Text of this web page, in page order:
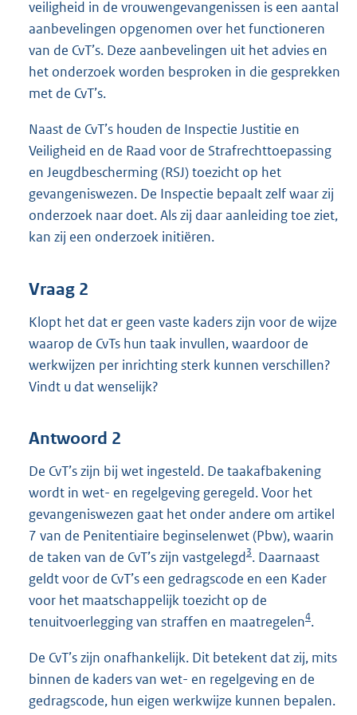
veiligheid in de vrouwengevangenissen is een aantal
aanbevelingen opgenomen over het functioneren
van de CvT’s. Deze aanbevelingen uit het advies en
het onderzoek worden besproken in die gesprekken
met de CvT’s.
Naast de CvT’s houden de Inspectie Justitie en
Veiligheid en de Raad voor de Strafrechttoepassing
en Jeugdbescherming (RSJ) toezicht op het
gevangeniswezen. De Inspectie bepaalt zelf waar zij
onderzoek naar doet. Als zij daar aanleiding toe ziet,
kan zij een onderzoek initiëren.
Vraag 2
Klopt het dat er geen vaste kaders zijn voor de wijze
waarop de CvTs hun taak invullen, waardoor de
werkwijzen per inrichting sterk kunnen verschillen?
Vindt u dat wenselijk?
Antwoord 2
De CvT’s zijn bij wet ingesteld. De taakafbakening
wordt in wet- en regelgeving geregeld. Voor het
gevangeniswezen gaat het onder andere om artikel
7 van de Penitentiaire beginselenwet (Pbw), waarin
de taken van de CvT’s zijn vastgelegd3. Daarnaast
geldt voor de CvT’s een gedragscode en een Kader
voor het maatschappelijk toezicht op de
tenuitvoerlegging van straffen en maatregelen4.
De CvT’s zijn onafhankelijk. Dit betekent dat zij, mits
binnen de kaders van wet- en regelgeving en de
gedragscode, hun eigen werkwijze kunnen bepalen.